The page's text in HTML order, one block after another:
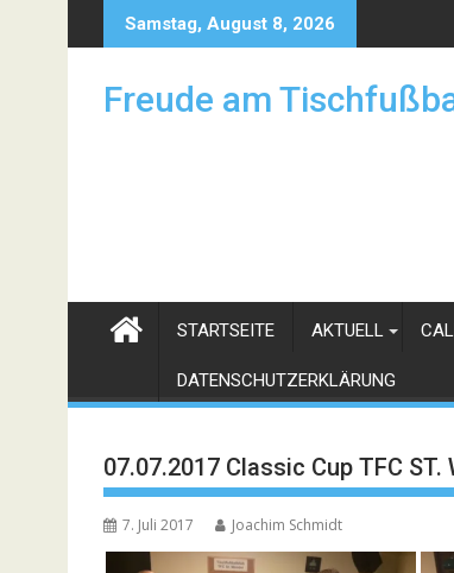
to
Samstag, August 8, 2026
Freude am
STARTSEITE AKTUELL
DATENSCHUTZERKLÄRUNG
07.07.2017 Classic Cup TFC
7. Juli 2017 Joachim Schmidt